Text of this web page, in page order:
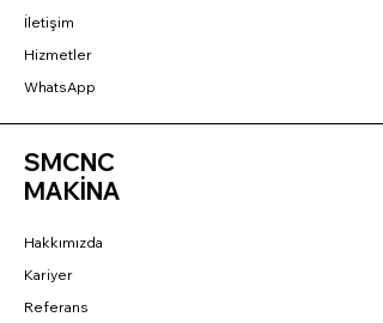
İletişim
Hizmetler
WhatsApp
SMCNC
MAKİNA
Hakkımızda
Kariyer
Referans